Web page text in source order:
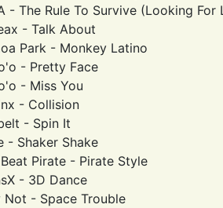
- The Rule To Survive (Looking For
- Talk About
Park - Monkey Latino
- Pretty Face
- Miss You
- Collision
- Spin It
- Shaker Shake
Pirate - Pirate Style
- 3D Dance
Not - Space Trouble